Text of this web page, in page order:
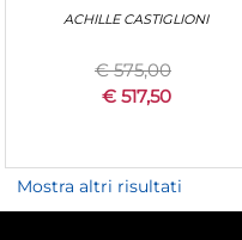
ACHILLE CASTIGLIONI
€ 575,00
€ 517,50
Mostra altri risultati